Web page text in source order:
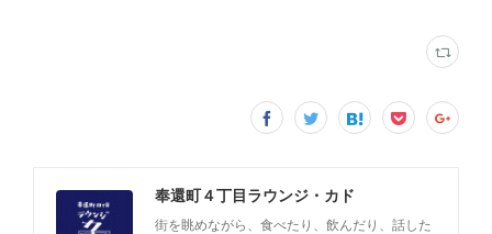
奉還町４丁目ラウンジ・カド
街を眺めながら、食べたり、飲んだり、話した